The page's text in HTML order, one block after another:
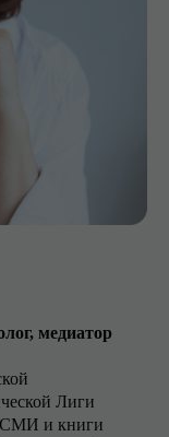
медиатор
Лиги
СМИ и книги